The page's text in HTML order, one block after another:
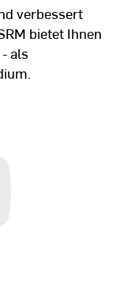
verbessert
bietet Ihnen
als